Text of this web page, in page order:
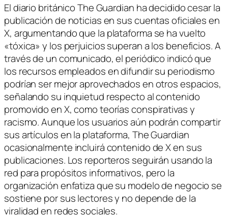
El diario británico The Guardian ha decidido cesar la
publicación de noticias en sus cuentas oficiales en
X, argumentando que la plataforma se ha vuelto
«tóxica» y los perjuicios superan a los beneficios. A
través de un comunicado, el periódico indicó que
los recursos empleados en difundir su periodismo
podrían ser mejor aprovechados en otros espacios,
señalando su inquietud respecto al contenido
promovido en X, como teorías conspirativas y
racismo. Aunque los usuarios aún podrán compartir
sus artículos en la plataforma, The Guardian
ocasionalmente incluirá contenido de X en sus
publicaciones. Los reporteros seguirán usando la
red para propósitos informativos, pero la
organización enfatiza que su modelo de negocio se
sostiene por sus lectores y no depende de la
viralidad en redes sociales.